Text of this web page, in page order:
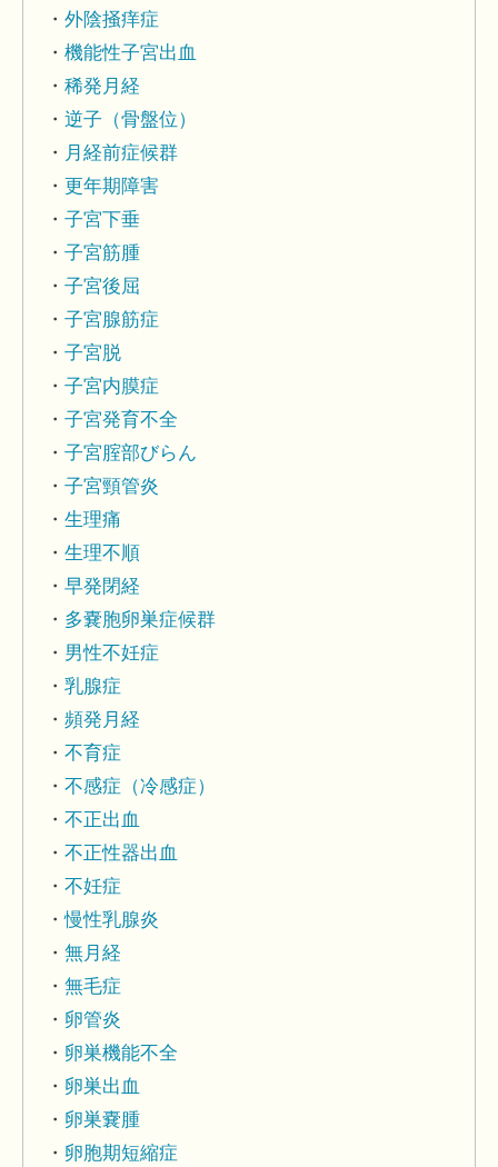
外陰掻痒症
機能性子宮出血
稀発月経
逆子（骨盤位）
月経前症候群
更年期障害
子宮下垂
子宮筋腫
子宮後屈
子宮腺筋症
子宮脱
子宮内膜症
子宮発育不全
子宮腟部びらん
子宮頸管炎
生理痛
生理不順
早発閉経
多嚢胞卵巣症候群
男性不妊症
乳腺症
頻発月経
不育症
不感症（冷感症）
不正出血
不正性器出血
不妊症
慢性乳腺炎
無月経
無毛症
卵管炎
卵巣機能不全
卵巣出血
卵巣嚢腫
卵胞期短縮症